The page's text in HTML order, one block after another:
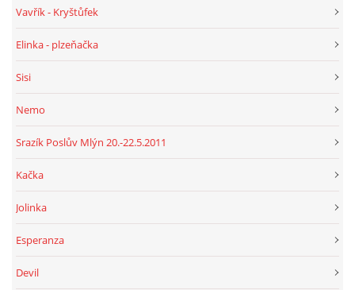
Vavřík - Kryštůfek
Elinka - plzeňačka
Sisi
Nemo
Srazík Poslův Mlýn 20.-22.5.2011
Kačka
Jolinka
Esperanza
Devil